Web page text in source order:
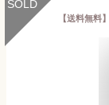
SOLD